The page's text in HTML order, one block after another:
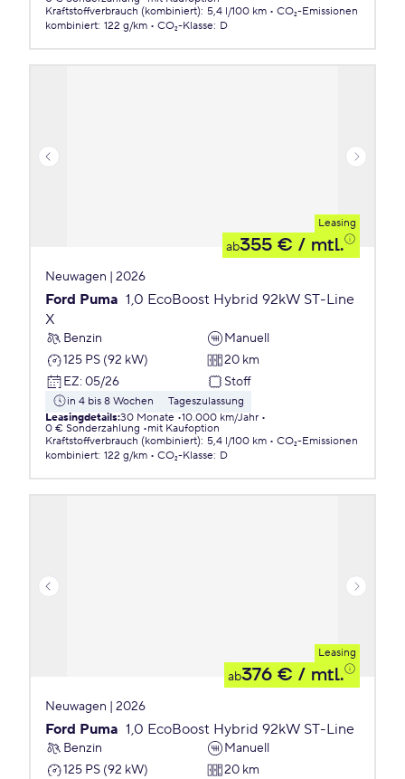
Kraftstoffverbrauch (kombiniert): 5,4 l/100 km
CO₂-Emissionen
kombiniert: 122 g/km CO₂-Klasse: D
Leasing
ab355 € / mtl.
Neuwagen | 2026
Ford Puma 1,0 EcoBoost Hybrid 92kW ST-Line
X
Benzin
Manuell
125 PS (92 kW)
20 km
EZ: 05/26 Stoff
in 4 bis 8 Wochen
Tageszulassung
Leasingdetails:30 Monate 10.000 km/Jahr
0 € Sonderzahlung
mit Kaufoption
Kraftstoffverbrauch (kombiniert): 5,4 l/100 km
CO₂-Emissionen
kombiniert: 122 g/km CO₂-Klasse: D
Leasing
ab376 € / mtl.
Neuwagen | 2026
Ford Puma 1,0 EcoBoost Hybrid 92kW ST-Line
Benzin
Manuell
125 PS (92 kW)
20 km